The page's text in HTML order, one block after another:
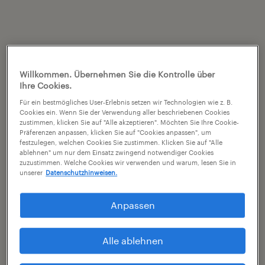
Willkommen. Übernehmen Sie die Kontrolle über
Ihre Cookies.
Für ein bestmögliches User-Erlebnis setzen wir Technologien wie z. B.
Cookies ein. Wenn Sie der Verwendung aller beschriebenen Cookies
zustimmen, klicken Sie auf "Alle akzeptieren". Möchten Sie Ihre Cookie-
Präferenzen anpassen, klicken Sie auf "Cookies anpassen", um
festzulegen, welchen Cookies Sie zustimmen. Klicken Sie auf "Alle
ablehnen" um nur dem Einsatz zwingend notwendiger Cookies
zuzustimmen. Welche Cookies wir verwenden und warum, lesen Sie in
unserer Datenschutzhinweisen.
Anpassen
Alle ablehnen